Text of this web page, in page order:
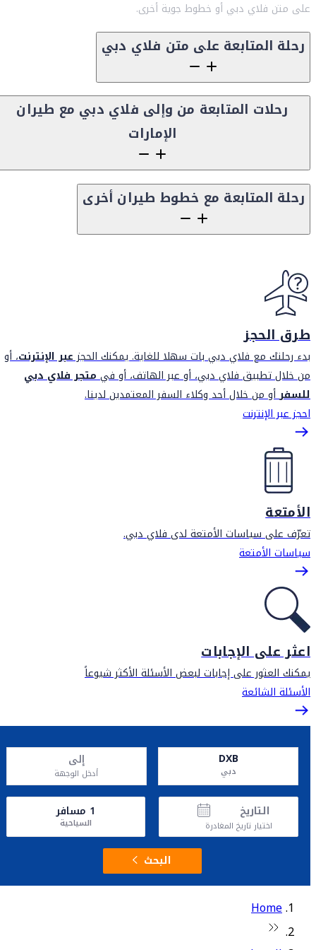
على متن فلاي دبي أو خطوط جوية أخرى.
رحلة المتابعة على متن فلاي دبي
رحلات المتابعة من وإلى فلاي دبي مع طيران
الإمارات
رحلة المتابعة مع خطوط طيران أخرى
طرق الحجز
بدء رحلتك مع فلاي دبي بات سهلا للغاية. يمكنك الحجزعبر الإنترنت، أو
من خلال تطبيق فلاي دبي، أو عبر الهاتف، أو فيمتجر فلاي دبي
للسفرأو من خلال أحد وكلاء السفر المعتمدين لدينا.
احجز عبر الإنترنت
الأمتعة
تعرّف على سياسات الأمتعة لدى فلاي دبي.
سياسات الأمتعة
اعثر على الإجابات
يمكنك العثور على إجابات لبعض الأسئلة الأكثر شيوعاً
الأسئلة الشائعة
DXB
دبي
إلى
أدخل الوجهة
التاريخ
اختيار تاريخ المغادرة
1 مسافر
السياحية
البحث
Home